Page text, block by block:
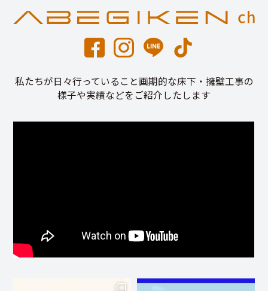
私たちが日々行っていること画期的な床下・擁壁工事の
様子や実績などをご紹介したします